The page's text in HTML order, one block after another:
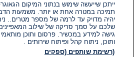
ייתכן שייעשה שימוש בנתוני המיקום
תמיכה במטרה אחת או יותר. משמעות
יהיה מדויק עד לרמה של מספר מטרים..
שלכם על סמך סריקה של שילוב המאפיינים
גישה למידע במכשיר. פרסום ותוכן
ותוכן, ניתוח קהל ופיתוח שירותים .
(רשימת שותפים (ספקים